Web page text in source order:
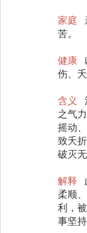
家庭
苦。
健康
伤、夭
含义
之气
摇动
致夭
破灭无
解释
柔顺
利，
事坚